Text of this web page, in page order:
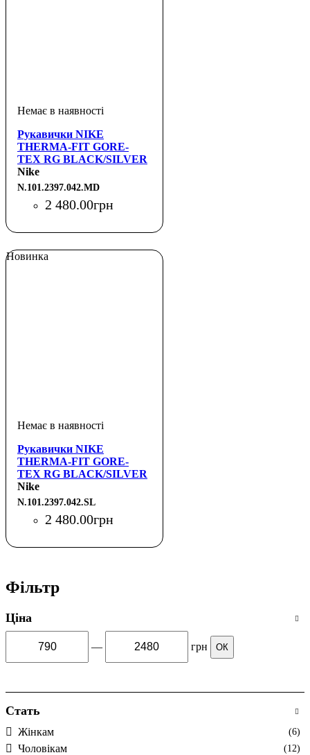
Рукавички NIKE
THERMA-FIT GORE-
TEX RG BLACK/SILVER
M
Nike
N.101.2397.042.MD
2 480.00грн
Новинка
Рукавички NIKE
THERMA-FIT GORE-
TEX RG BLACK/SILVER
S
Nike
N.101.2397.042.SL
2 480.00грн
Фільтр
Ціна
— грн ОК
Стать
Жінкам (6)
Чоловікам (12)